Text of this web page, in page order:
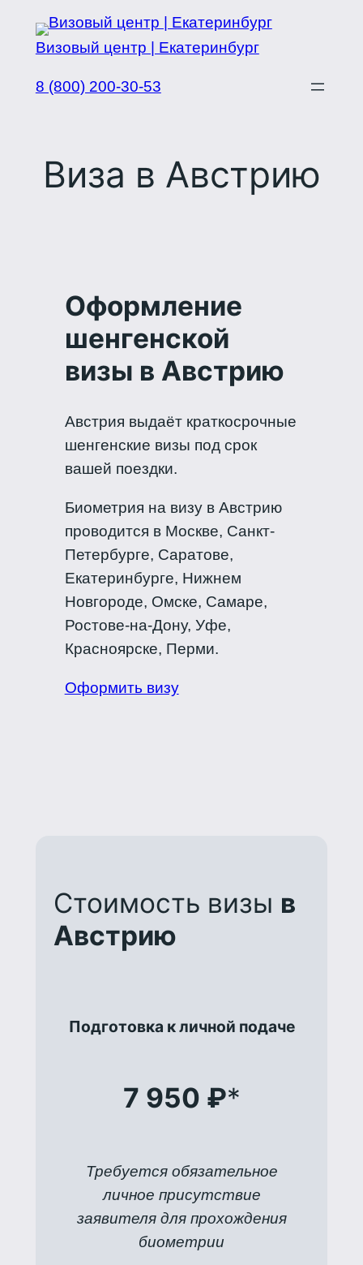
Перейти
Визовый центр | Екатеринбург
8 (800) 200-30-53
Виза в Австрию
Оформление
шенгенской
визы в Австрию
Австрия выдаёт краткосрочные
шенгенские визы под срок
вашей поездки.
Биометрия на визу в Австрию
проводится в Москве, Санкт-
Петербурге, Саратове,
Екатеринбурге, Нижнем
Новгороде, Омске, Самаре,
Ростове-на-Дону, Уфе,
Красноярске, Перми.
Оформить визу
Стоимость визы в
Австрию
Подготовка к личной подаче
7 950 ₽*
Требуется обязательное
личное присутствие
заявителя для прохождения
биометрии